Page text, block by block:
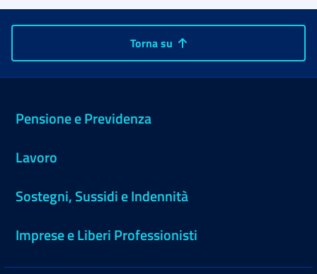
Torna su
Pensione e Previdenza
Lavoro
Sostegni, Sussidi e Indennità
Imprese e Liberi Professionisti